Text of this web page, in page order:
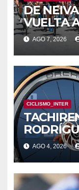
DE
VUELTA
AGO 7, 2026
CICLISMO_INTER
CLUB
AGO 4, 2026